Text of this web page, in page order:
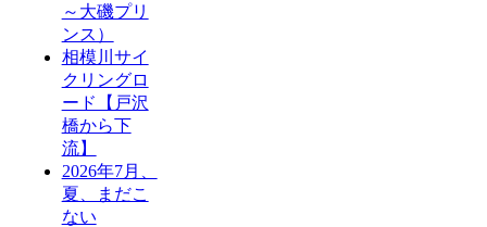
～大磯プリ
ンス）
相模川サイ
クリングロ
ード【戸沢
橋から下
流】
2026年7月、
夏、まだこ
ない